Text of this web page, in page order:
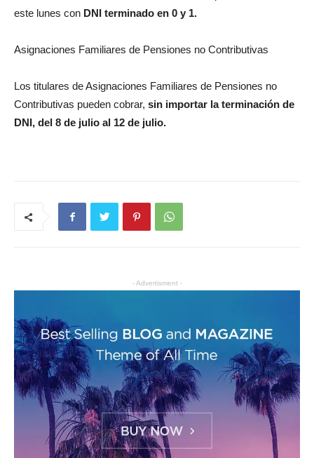
este lunes con DNI terminado en 0 y 1.
Asignaciones Familiares de Pensiones no Contributivas
Los titulares de Asignaciones Familiares de Pensiones no
Contributivas pueden cobrar, sin importar la terminación de
DNI, del 8 de julio al 12 de julio.
- Advertisment -